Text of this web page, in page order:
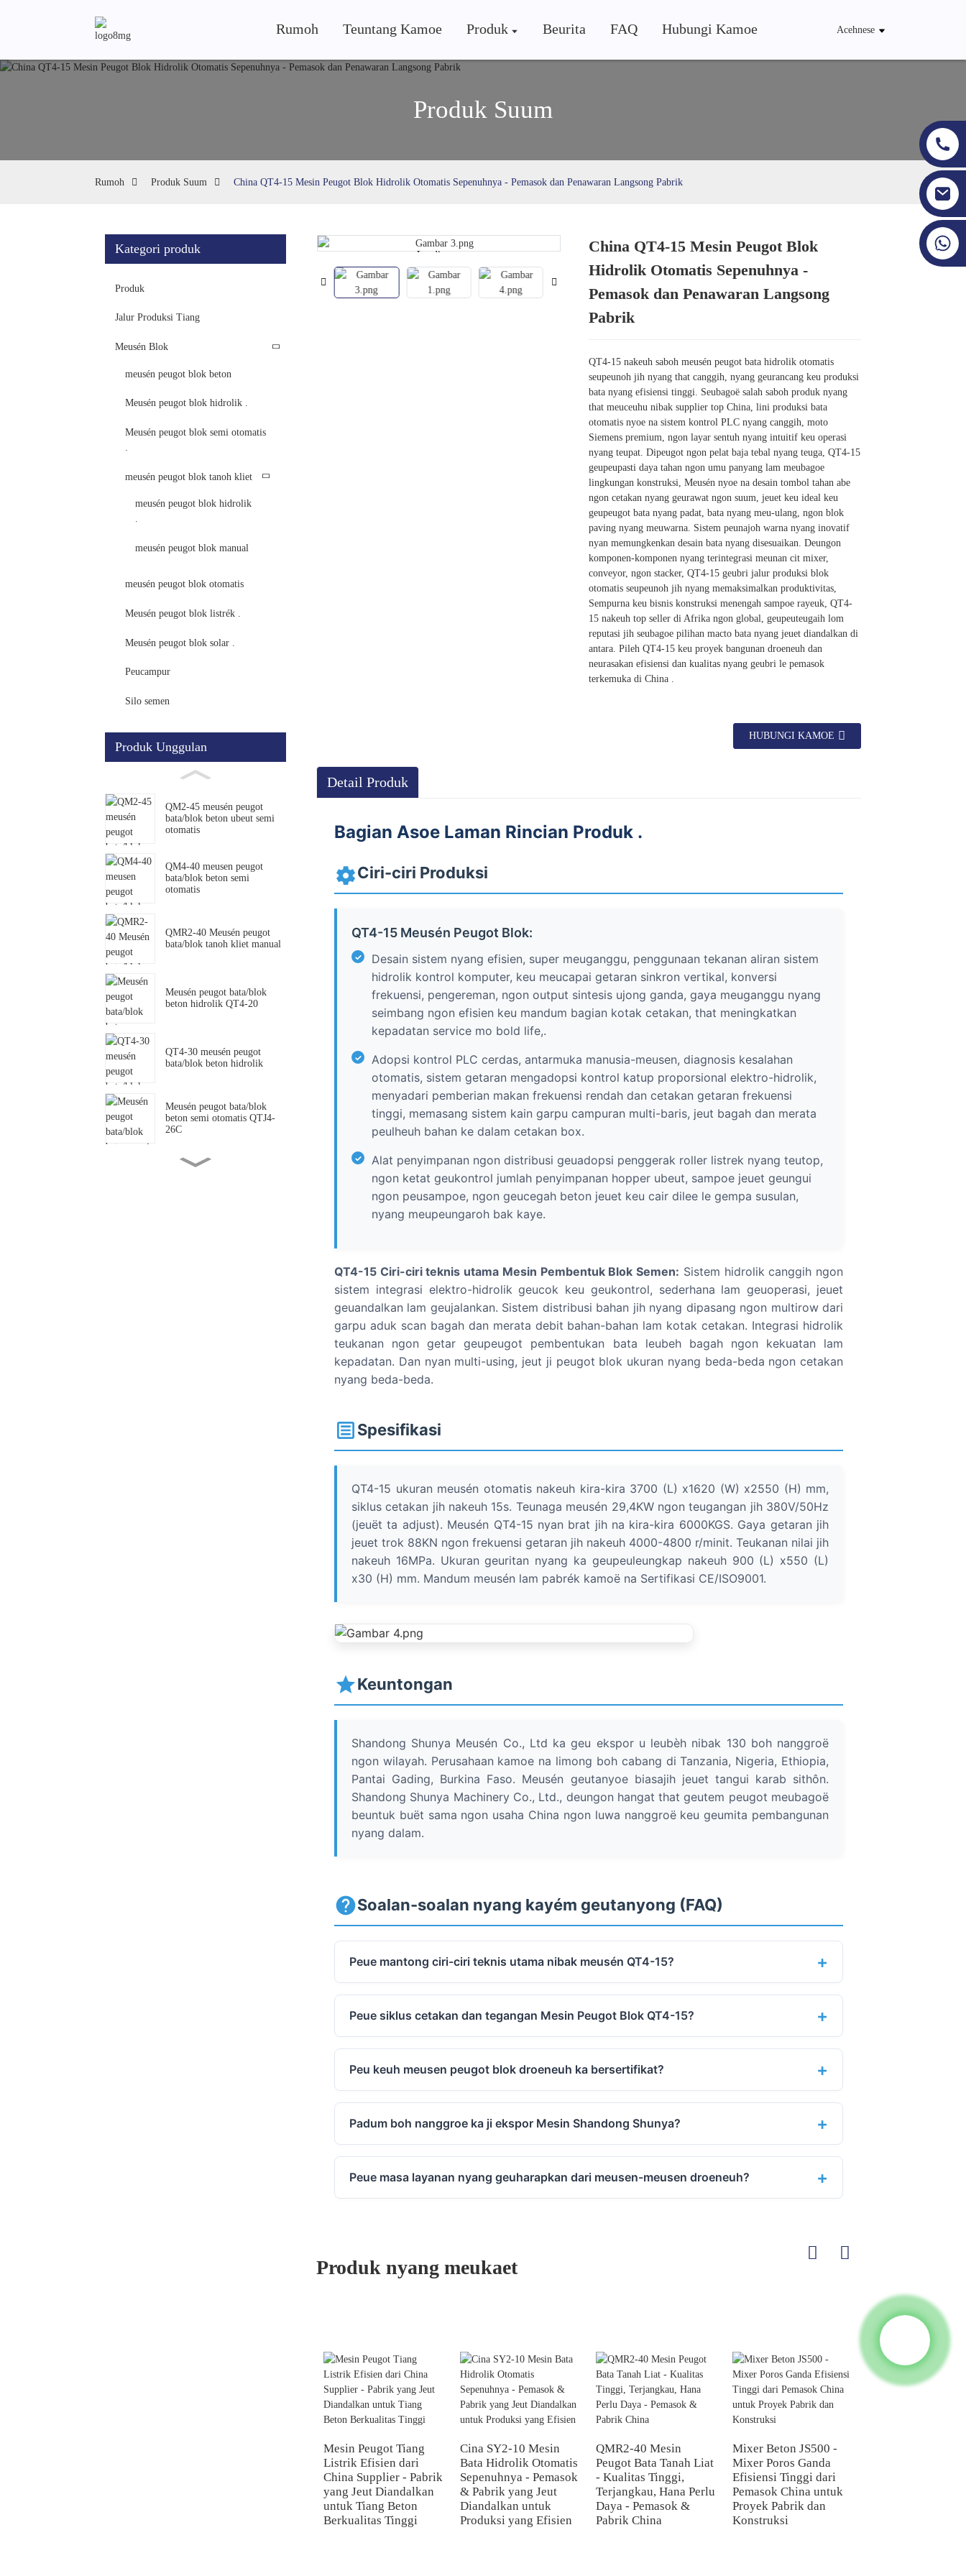
Rumoh Teuntang Kamoe Produk Beurita FAQ Hubungi Kamoe Acehnese
Produk Suum
Rumoh Produk Suum China QT4-15 Mesin Peugot Blok Hidrolik Otomatis Sepenuhnya - Pemasok dan Penawaran Langsong Pabrik
Kategori produk
Produk
Jalur Produksi Tiang
Meusén Blok
meusén peugot blok beton
Meusén peugot blok hidrolik .
Meusén peugot blok semi otomatis
meusén peugot blok tanoh kliet
meusén peugot blok hidrolik
.
meusén peugot blok manual
meusén peugot blok otomatis
Meusén peugot blok listrék .
Meusén peugot blok solar .
Peucampur
Silo semen
Produk Unggulan
QM2-45 meusén peugot
bata/blok beton ubeut semi
otomatis
QM4-40 meusen peugot
bata/blok beton semi
otomatis
QMR2-40 Meusén peugot
bata/blok tanoh kliet manual
Meusén peugot bata/blok
beton hidrolik QT4-20
QT4-30 meusén peugot
bata/blok beton hidrolik
Meusén peugot bata/blok
beton semi otomatis QTJ4-
26C
QTJ4-35 Meusén peugot
Loading...
Loading... Loading...
Loading... Loading...
Loading... Loading...
Loading...
China QT4-15 Mesin Peugot Blok
Hidrolik Otomatis Sepenuhnya -
Pemasok dan Penawaran Langsong
Pabrik
QT4-15 nakeuh saboh meusén peugot bata hidrolik otomatis
seupeunoh jih nyang that canggih, nyang geurancang keu produksi
bata nyang efisiensi tinggi. Seubagoë salah saboh produk nyang
that meuceuhu nibak supplier top China, lini produksi bata
otomatis nyoe na sistem kontrol PLC nyang canggih, moto
Siemens premium, ngon layar sentuh nyang intuitif keu operasi
nyang teupat. Dipeugot ngon pelat baja tebal nyang teuga, QT4-15
geupeupasti daya tahan ngon umu panyang lam meubagoe
lingkungan konstruksi, Meusén nyoe na desain tombol tahan abe
ngon cetakan nyang geurawat ngon suum, jeuet keu ideal keu
geupeugot bata nyang padat, bata nyang meu-ulang, ngon blok
paving nyang meuwarna. Sistem peunajoh warna nyang inovatif
nyan memungkenkan desain bata nyang disesuaikan. Deungon
komponen-komponen nyang terintegrasi meunan cit mixer,
conveyor, ngon stacker, QT4-15 geubri jalur produksi blok
otomatis seupeunoh jih nyang memaksimalkan produktivitas,
Sempurna keu bisnis konstruksi menengah sampoe rayeuk, QT4-
15 nakeuh top seller di Afrika ngon global, geupeuteugaih lom
reputasi jih seubagoe pilihan macto bata nyang jeuet diandalkan di
antara. Pileh QT4-15 keu proyek bangunan droeneuh dan
neurasakan efisiensi dan kualitas nyang geubri le pemasok
terkemuka di China .
HUBUNGI KAMOE
Detail Produk
Bagian Asoe Laman Rincian Produk .
Ciri-ciri Produksi
QT4-15 Meusén Peugot Blok:
Desain sistem nyang efisien, super meuganggu, penggunaan tekanan aliran sistem
hidrolik kontrol komputer, keu meucapai getaran sinkron vertikal, konversi
frekuensi, pengereman, ngon output sintesis ujong ganda, gaya meuganggu nyang
seimbang ngon efisien keu mandum bagian kotak cetakan, that meningkatkan
kepadatan service mo bold life,.
Adopsi kontrol PLC cerdas, antarmuka manusia-meusen, diagnosis kesalahan
otomatis, sistem getaran mengadopsi kontrol katup proporsional elektro-hidrolik,
menyadari pemberian makan frekuensi rendah dan cetakan getaran frekuensi
tinggi, memasang sistem kain garpu campuran multi-baris, jeut bagah dan merata
peulheuh bahan ke dalam cetakan box.
Alat penyimpanan ngon distribusi geuadopsi penggerak roller listrek nyang teutop,
ngon ketat geukontrol jumlah penyimpanan hopper ubeut, sampoe jeuet geungui
ngon peusampoe, ngon geucegah beton jeuet keu cair dilee le gempa susulan,
nyang meupeungaroh bak kaye.
QT4-15 Ciri-ciri teknis utama Mesin Pembentuk Blok Semen: Sistem hidrolik canggih ngon
sistem integrasi elektro-hidrolik geucok keu geukontrol, sederhana lam geuoperasi, jeuet
geuandalkan lam geujalankan. Sistem distribusi bahan jih nyang dipasang ngon multirow dari
garpu aduk scan bagah dan merata debit bahan-bahan lam kotak cetakan. Integrasi hidrolik
teukanan ngon getar geupeugot pembentukan bata leubeh bagah ngon kekuatan lam
kepadatan. Dan nyan multi-using, jeut ji peugot blok ukuran nyang beda-beda ngon cetakan
nyang beda-beda.
Spesifikasi
QT4-15 ukuran meusén otomatis nakeuh kira-kira 3700 (L) x1620 (W) x2550 (H) mm,
siklus cetakan jih nakeuh 15s. Teunaga meusén 29,4KW ngon teugangan jih 380V/50Hz
(jeuët ta adjust). Meusén QT4-15 nyan brat jih na kira-kira 6000KGS. Gaya getaran jih
jeuet trok 88KN ngon frekuensi getaran jih nakeuh 4000-4800 r/minit. Teukanan nilai jih
nakeuh 16MPa. Ukuran geuritan nyang ka geupeuleungkap nakeuh 900 (L) x550 (L)
x30 (H) mm. Mandum meusén lam pabrék kamoë na Sertifikasi CE/ISO9001.
Keuntongan
Shandong Shunya Meusén Co., Ltd ka geu ekspor u leubèh nibak 130 boh nanggroë
ngon wilayah. Perusahaan kamoe na limong boh cabang di Tanzania, Nigeria, Ethiopia,
Pantai Gading, Burkina Faso. Meusén geutanyoe biasajih jeuet tangui karab sithôn.
Shandong Shunya Machinery Co., Ltd., deungon hangat that geutem peugot meubagoë
beuntuk buët sama ngon usaha China ngon luwa nanggroë keu geumita pembangunan
nyang dalam.
Soalan-soalan nyang kayém geutanyong (FAQ)
Peue mantong ciri-ciri teknis utama nibak meusén QT4-15?
Peue siklus cetakan dan tegangan Mesin Peugot Blok QT4-15?
Peu keuh meusen peugot blok droeneuh ka bersertifikat?
Padum boh nanggroe ka ji ekspor Mesin Shandong Shunya?
Peue masa layanan nyang geuharapkan dari meusen-meusen droeneuh?
Produk nyang meukaet
Mesin Peugot Tiang
Listrik Efisien dari
China Supplier - Pabrik
yang Jeut Diandalkan
untuk Tiang Beton
Berkualitas Tinggi
Cina SY2-10 Mesin
Bata Hidrolik Otomatis
Sepenuhnya - Pemasok
& Pabrik yang Jeut
Diandalkan untuk
Produksi yang Efisien
QMR2-40 Mesin
Peugot Bata Tanah Liat
- Kualitas Tinggi,
Terjangkau, Hana Perlu
Daya - Pemasok &
Pabrik China
Mixer Beton JS500 -
Mixer Poros Ganda
Efisiensi Tinggi dari
Pemasok China untuk
Proyek Pabrik dan
Konstruksi